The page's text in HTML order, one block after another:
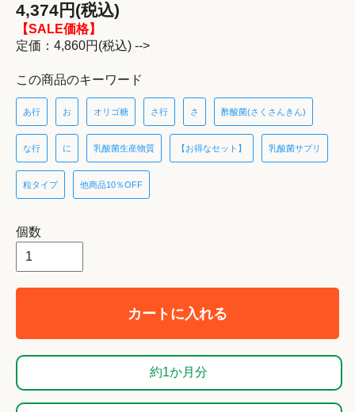
4,374円(税込)
【SALE価格】
定価：4,860円(税込) -->
この商品のキーワード
あ行 お オリゴ糖 さ行 さ 酢酸菌(さくさんきん)
な行 に 乳酸菌生産物質 【お得なセット】 乳酸菌サプリ
粒タイプ 他商品10％OFF
個数
カートに入れる
約1か月分